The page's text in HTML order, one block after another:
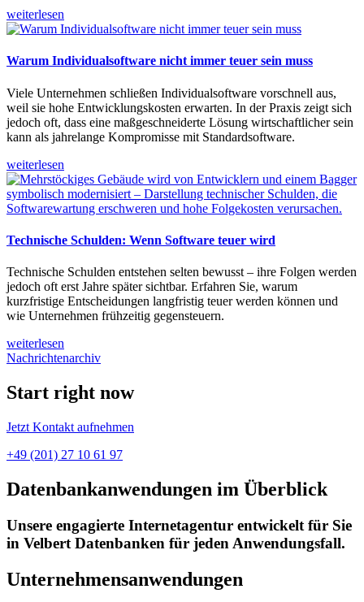
weiterlesen
Warum Individualsoftware nicht immer teuer sein muss
Viele Unternehmen schließen Individualsoftware vorschnell aus,
weil sie hohe Entwicklungskosten erwarten. In der Praxis zeigt sich
jedoch oft, dass eine maßgeschneiderte Lösung wirtschaftlicher sein
kann als jahrelange Kompromisse mit Standardsoftware.
weiterlesen
Technische Schulden: Wenn Software teuer wird
Technische Schulden entstehen selten bewusst – ihre Folgen werden
jedoch oft erst Jahre später sichtbar. Erfahren Sie, warum
kurzfristige Entscheidungen langfristig teuer werden können und
wie Unternehmen frühzeitig gegensteuern.
weiterlesen
Nachrichtenarchiv
Start right now
Jetzt Kontakt aufnehmen
+49 (201) 27 10 61 97
Datenbankanwendungen im Überblick
Unsere engagierte Internetagentur entwickelt für Sie
in Velbert Datenbanken für jeden Anwendungsfall.
Unternehmensanwendungen